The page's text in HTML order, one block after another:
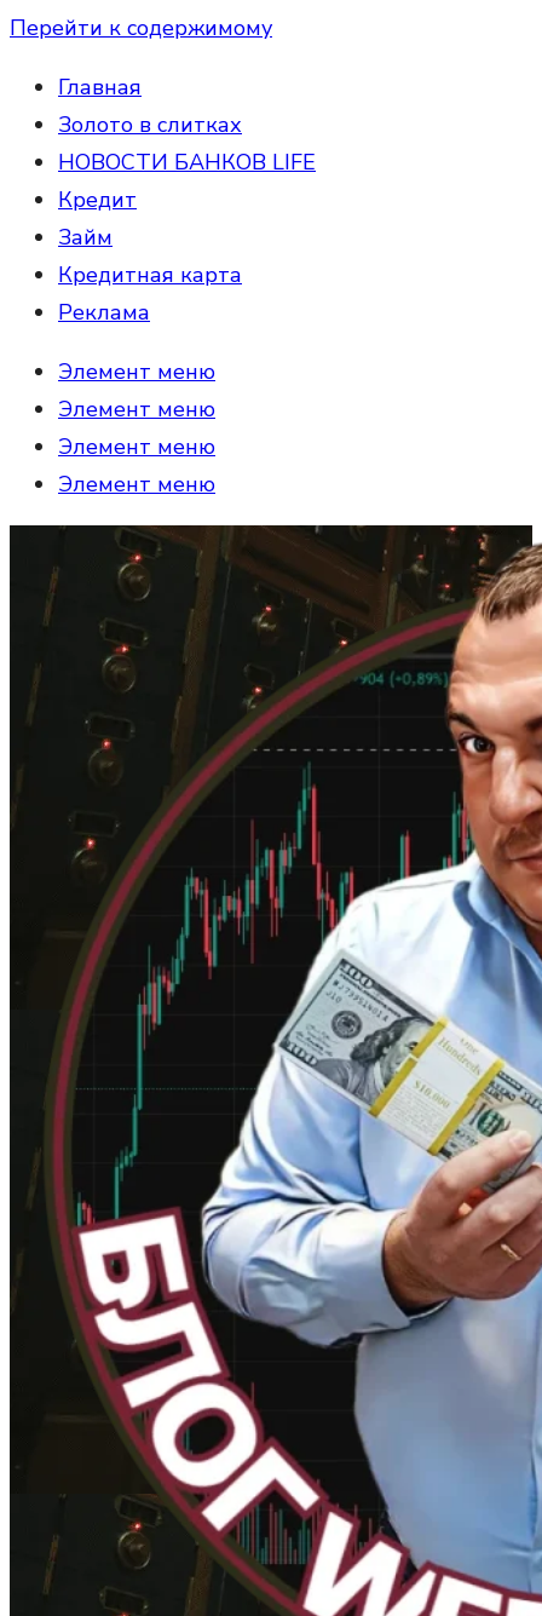
Перейти к содержимому
Главная
Золото в слитках
НОВОСТИ БАНКОВ LIFE
Кредит
Займ
Кредитная карта
Реклама
Элемент меню
Элемент меню
Элемент меню
Элемент меню